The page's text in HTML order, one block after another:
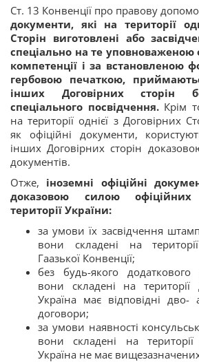
Ст. 13 Конвенції про правову
документи, які на території
Сторін виготовлені або
спеціально на те
компетенції і за встановленою
гербовою печаткою,
інших Договірних сторін
спеціального посвідчення.Крім
на території однієї з Договірних
як офіційні документи,
інших Договірних сторін
документів.
Отже, іноземні офіційні
доказовою силою
території України:
за умови їх засвідчення
вони складені на
Гаазької Конвенції;
без будь-якого додаткового
вони складені на
Україна має відповідні дво-
договори;
за умови наявності
вони складені на
Україна не має